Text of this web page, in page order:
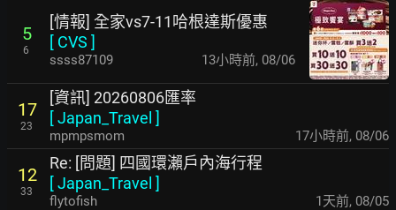
5
6
[情報] 全家vs7-11哈根達斯優惠
[ CVS ]
ssss87109 13小時前, 08/06
17
23
[資訊] 20260806匯率
[Japan_Travel ]
mpmpsmom 17小時前, 08/06
12
33
Re: [問題] 四國環瀨戶內海行程
[Japan_Travel ]
flytofish 1天前, 08/05